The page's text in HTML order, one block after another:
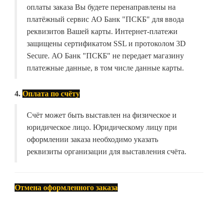
оплаты заказа Вы будете перенаправлены на
платёжный сервис АО Банк "ПСКБ" для ввода
реквизитов Вашей карты. Интернет-платежи
защищены сертификатом SSL и протоколом 3D
Secure. АО Банк "ПСКБ" не передает магазину
платежные данные, в том числе данные карты.
4. Оплата по счёту
Счёт может быть выставлен на физическое и
юридическое лицо. Юридическому лицу при
оформлении заказа необходимо указать
реквизиты организации для выставления счёта.
Отмена оформленного заказа